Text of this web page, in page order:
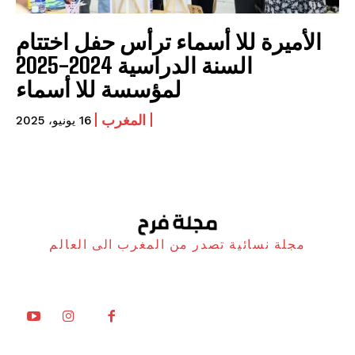
الأميرة للا أسماء ترأس حفل اختتام
السنة الدراسية 2024-2025
لمؤسسة للا أسماء
المغرب 16 يونيو، 2025
مجلة نسائية تصدر من المغرب الى العالم